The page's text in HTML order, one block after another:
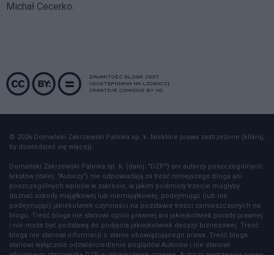
Michał Cecerko.
© 2026 Domański Zakrzewski Palinka sp. k. Niektóre prawa zastrzeżone (kliknij,
by dowiedzieć się więcej).
Domański Zakrzewski Palinka sp. k. (dalej: "DZP") ani autorzy poszczególnych
tekstów (dalej: "Autorzy") nie odpowiadają za treść niniejszego bloga ani
poszczególnych wpisów w zakresie, w jakim podmioty trzecie mogłyby
doznać szkody majątkowej lub niemajątkowej, podejmując (lub nie
podejmując) jakiekolwiek czynności na podstawie treści zamieszczonych na
blogu. Treść bloga nie stanowi opinii prawnej ani jakiejkolwiek porady prawnej
i nie może być podstawą do podjęcia jakiejkolwiek decyzji biznesowej. Treść
bloga nie stanowi informacji o stanie obowiązującego prawa. Treść bloga
stanowi wyłącznie odzwierciedlenie poglądów Autorów i nie stanowi